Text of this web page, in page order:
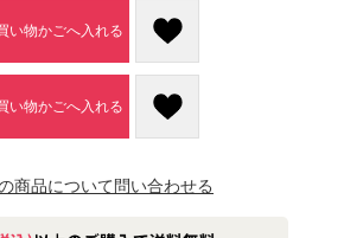
い物かごへ入れる
い物かごへ入れる
商品について問い合わせる